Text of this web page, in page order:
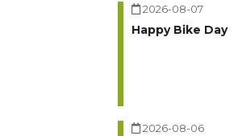
2026-08-07
Happy Bike Day
2026-08-06